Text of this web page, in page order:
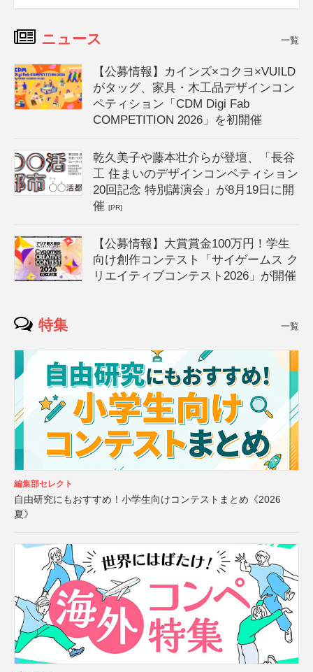
ニュース 一覧
【公募情報】カインズ×コクヨ×VUILD
がタッグ、家具・木工品デザインコン
ペティション「CDM Digi Fab
COMPETITION 2026」を初開催
乾久美子や藤本壮介らが登壇、「長谷
工 住まいのデザインコンペティション
20回記念 特別講演会」が8月19日に開
催[PR]
【公募情報】大賞賞金100万円！学生
向け創作コンテスト「サイゲームス ク
リエイティブコンテスト2026」が開催
特集 一覧
編集部セレクト
自由研究にもおすすめ！小学生向けコンテストまとめ《2026
夏》